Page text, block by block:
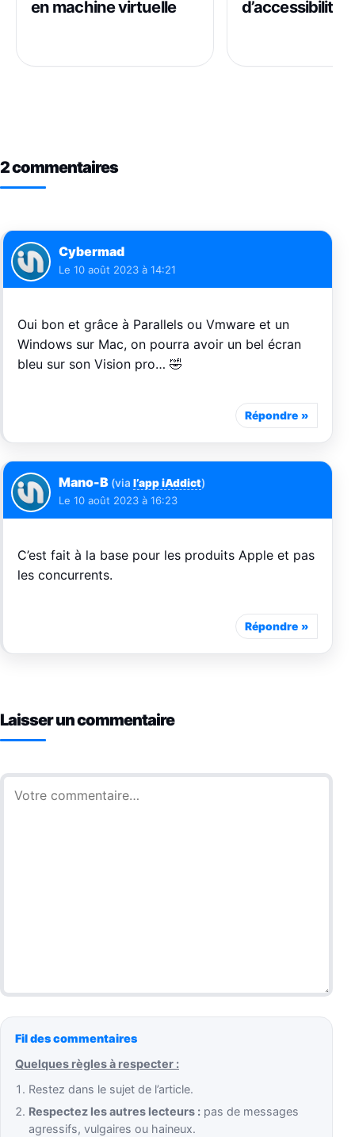
en machine virtuelle d’accessibilité
2 commentaires
Cybermad
Le 10 août 2023 à 14:21
Oui bon et grâce à Parallels ou Vmware et un
Windows sur Mac, on pourra avoir un bel écran
bleu sur son Vision pro… 🤣
Répondre
Mano-B (via l’app iAddict)
Le 10 août 2023 à 16:23
C’est fait à la base pour les produits Apple et pas
les concurrents.
Répondre
Laisser un commentaire
Commentaire
Fil des commentaires
Quelques règles à respecter :
Restez dans le sujet de l’article.
Respectez les autres lecteurs : pas de messages
agressifs, vulgaires ou haineux.